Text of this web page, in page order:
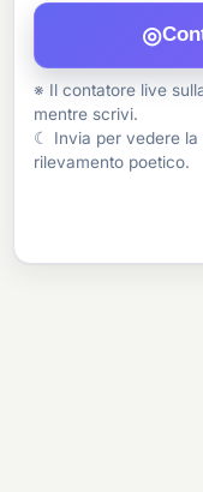
◎
※ Il contatore live
mentre scrivi.
☾ Invia per vedere la
rilevamento poetico.